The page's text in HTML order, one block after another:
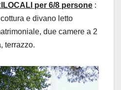
per 6/8 persone :
e divano letto
due camere a 2
terrazzo.